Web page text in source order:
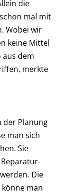
die
mal mit
Wobei wir
keine Mittel
aus dem
merkte
der Planung
man sich
Sie
Die
man